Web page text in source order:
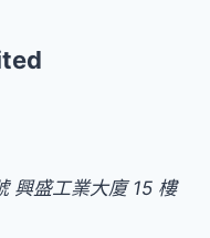
興盛工業大廈 15 樓